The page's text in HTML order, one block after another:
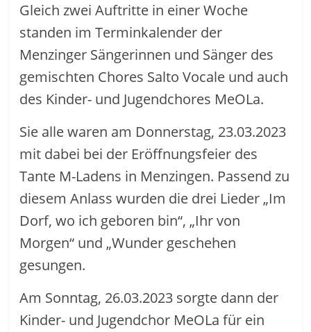
Gleich zwei Auftritte in einer Woche
standen im Terminkalender der
Menzinger Sängerinnen und Sänger des
gemischten Chores Salto Vocale und auch
des Kinder- und Jugendchores MeOLa.
Sie alle waren am Donnerstag, 23.03.2023
mit dabei bei der Eröffnungsfeier des
Tante M-Ladens in Menzingen. Passend zu
diesem Anlass wurden die drei Lieder „Im
Dorf, wo ich geboren bin“, „Ihr von
Morgen“ und „Wunder geschehen
gesungen.
Am Sonntag, 26.03.2023 sorgte dann der
Kinder- und Jugendchor MeOLa für ein